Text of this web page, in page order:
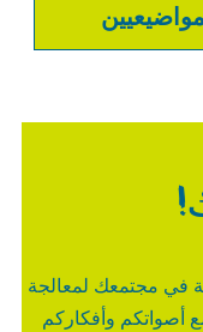
مجتمعك لمعالجة
أصواتكم وأفكاركم